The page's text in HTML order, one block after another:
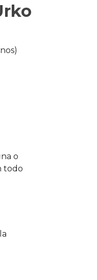
o
todo